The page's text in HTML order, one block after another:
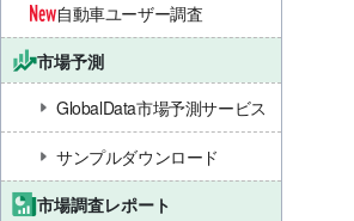
自動車ユーザー調査
市場予測
GlobalData市場予測サービス
サンプルダウンロード
市場調査レポート